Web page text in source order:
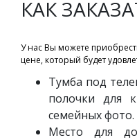
КАК
У нас Вы можете
цене, который будет
Тумба под
полочки для
семейных фото.
Место для